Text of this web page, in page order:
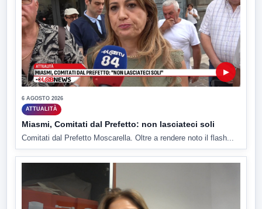
▶
6 AGOSTO 2026
ATTUALITÀ
Miasmi, Comitati dal Prefetto: non lasciateci soli
Comitati dal Prefetto Moscarella. Oltre a rendere noto il flash...